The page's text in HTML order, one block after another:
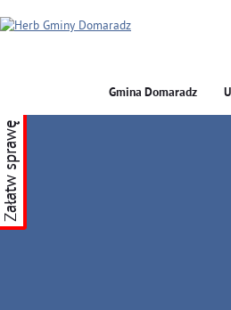
GMINA DOMARADZ
Gmina Domaradz
Załatw sprawę